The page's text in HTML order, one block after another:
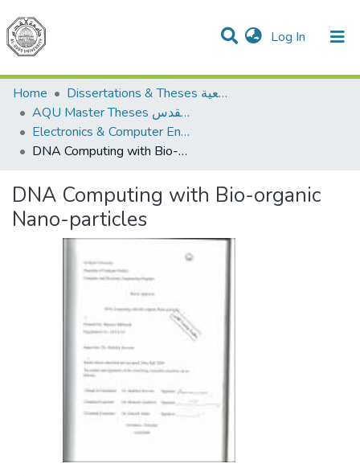
Log In (current)
Communities & Collections
All of DSpace
Home
Dissertations & Theses الرسائل الجامعية
AQU Master Theses الرسائل الجامعية الخاصة بجامعة القدس
Electronics & Computer Engineering هندسة الإلكترونيات والحاسوب
DNA Computing with Bio-organic Nano-particles
DNA Computing with Bio-organic
Nano-particles